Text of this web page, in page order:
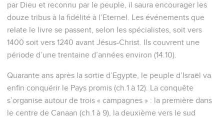
par Dieu et reconnu par le peuple, il saura encourager les
douze tribus à la fidélité à l’Eternel. Les événements que
relate le livre se passent, selon les spécialistes, soit vers
1400 soit vers 1240 avant Jésus-Christ. Ils couvrent une
période d’une trentaine d’années environ (14.10).
Quarante ans après la sortie d’Egypte, le peuple d’Israël va
enfin conquérir le Pays promis (ch.1 à 12). La conquête
s’organise autour de trois « campagnes » : la première dans
le centre de Canaan (ch.1 à 9), la deuxième vers le sud